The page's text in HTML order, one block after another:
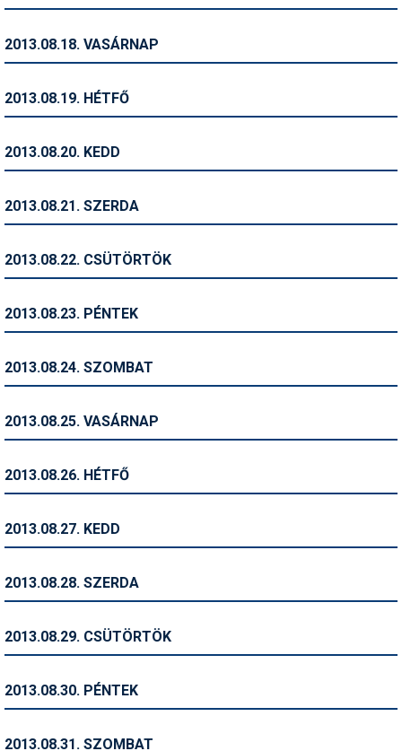
Snowboard
Szakértők
Telemark
Történelem
Utazási tippek
2013.08.18. VASÁRNAP
2013.08.19. HÉTFŐ
2013.08.20. KEDD
2013.08.21. SZERDA
2013.08.22. CSÜTÖRTÖK
2013.08.23. PÉNTEK
2013.08.24. SZOMBAT
2013.08.25. VASÁRNAP
2013.08.26. HÉTFŐ
2013.08.27. KEDD
2013.08.28. SZERDA
2013.08.29. CSÜTÖRTÖK
2013.08.30. PÉNTEK
2013.08.31. SZOMBAT